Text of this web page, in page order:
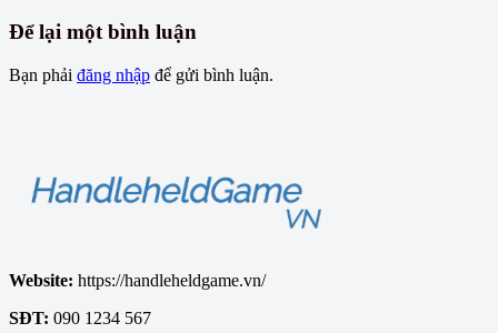
Để lại một bình luận
Bạn phải đăng nhập để gửi bình luận.
Website: https://handleheldgame.vn/
SĐT: 090 1234 567